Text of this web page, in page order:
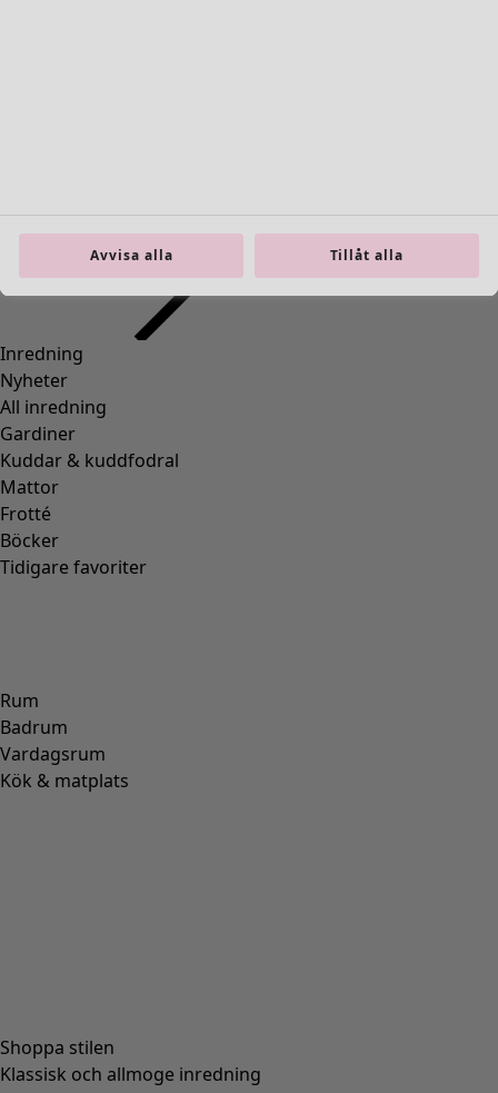
Inredning
Nyheter
All inredning
Gardiner
Kuddar & kuddfodral
Mattor
Frotté
Böcker
Tidigare favoriter
Rum
Badrum
Vardagsrum
Kök & matplats
Shoppa stilen
Klassisk och allmoge inredning
Avvisa alla Tillåt alla